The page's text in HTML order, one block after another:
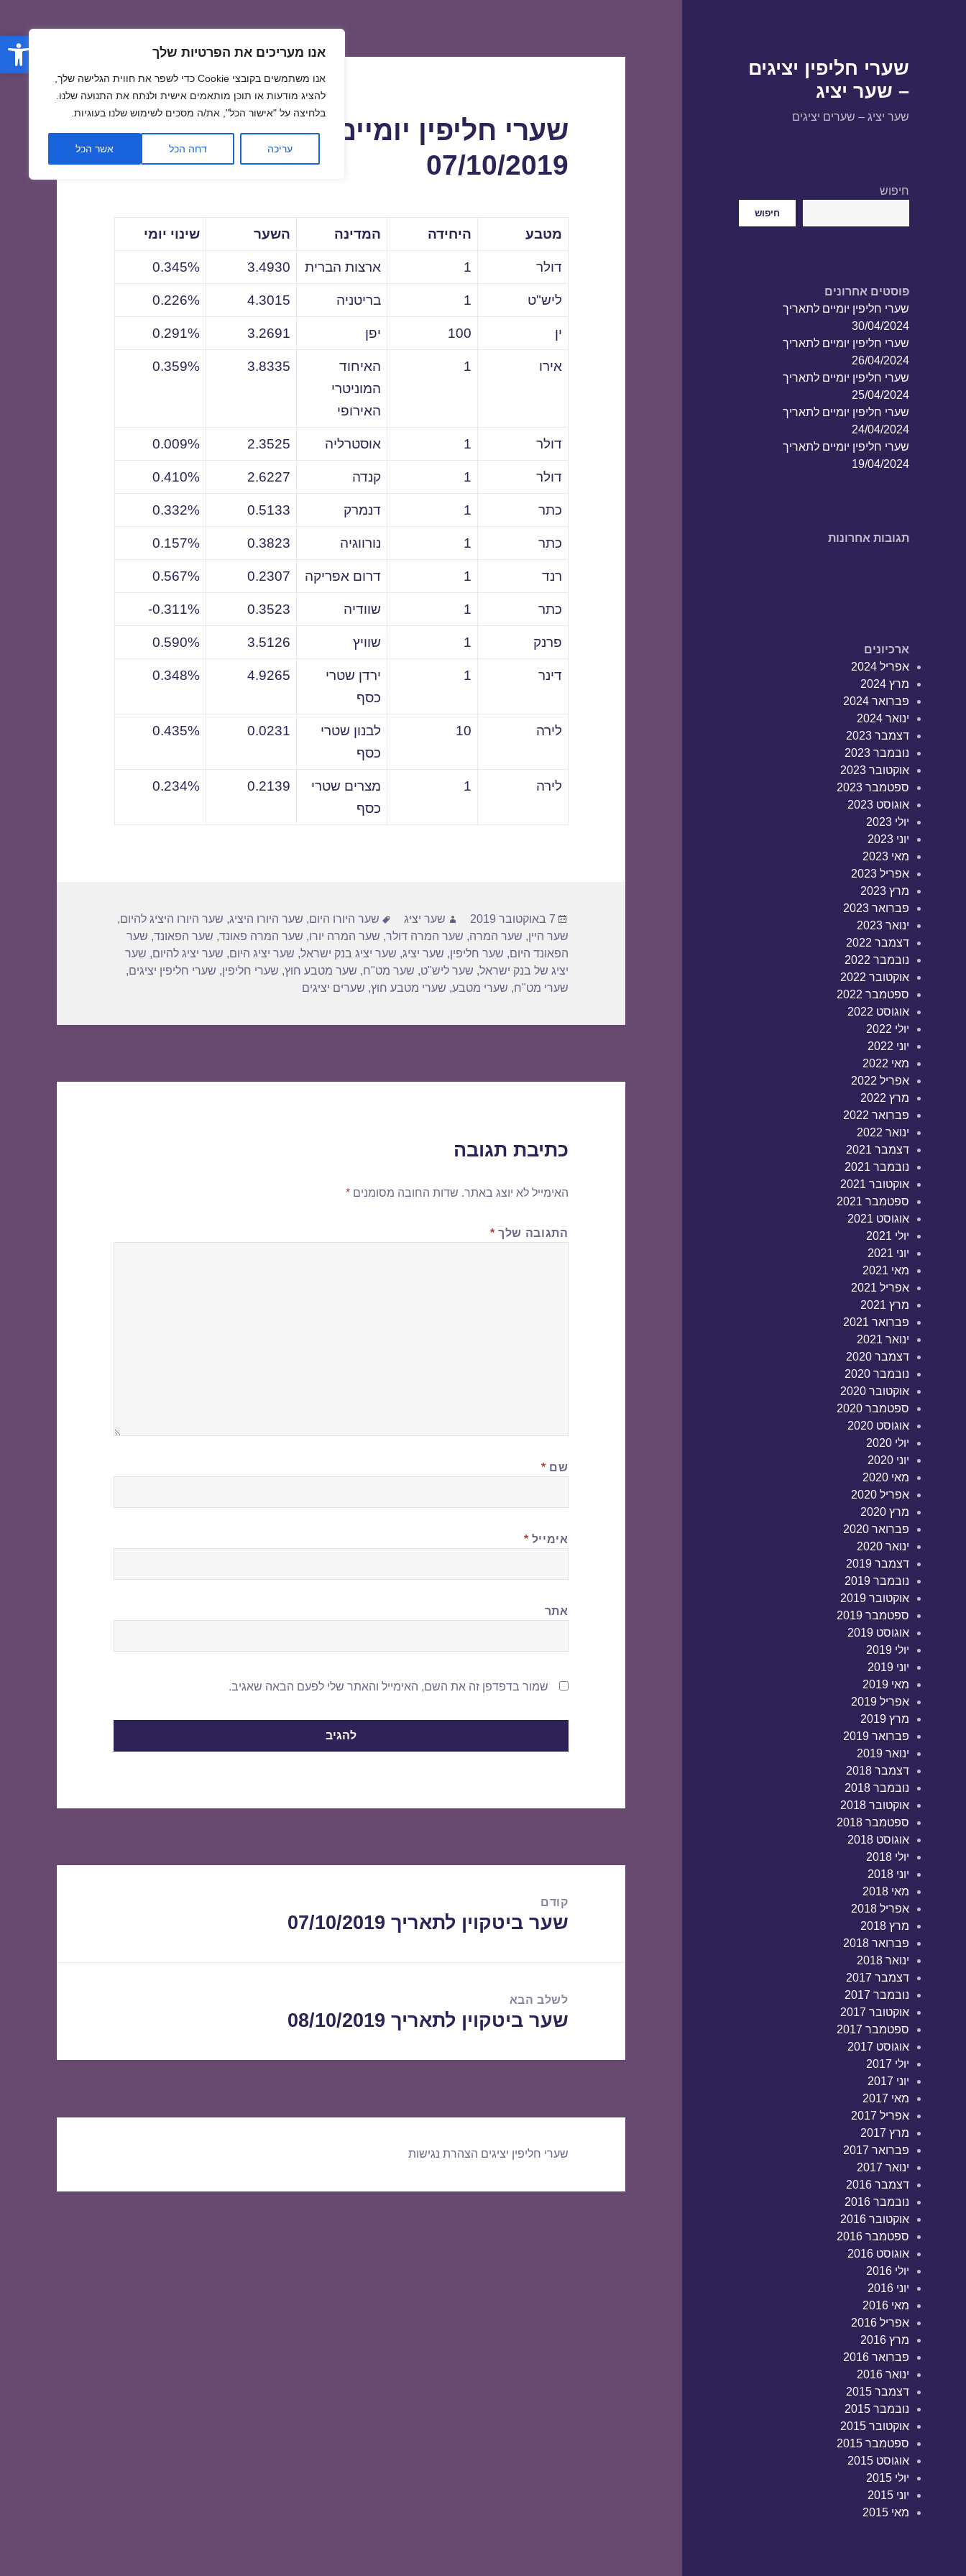
פתח אנו מעריכים את הפרטיות שלך
אנו משתמשים בקובצי Cookie כדי לשפר את חווית הגלישה שלך,
להציג מודעות או תוכן מותאמים אישית ולנתח את התנועה שלנו.
בלחיצה על "אישור הכל", את/ה מסכים לשימוש שלנו בעוגיות.
עריכה דחה הכל אשר הכל
שערי חליפין יציגים
– שער יציג
שער יציג – שערים יציגים
חיפוש
חיפוש
פוסטים אחרונים
שערי חליפין יומיים לתאריך
30/04/2024
שערי חליפין יומיים לתאריך
26/04/2024
שערי חליפין יומיים לתאריך
25/04/2024
שערי חליפין יומיים לתאריך
24/04/2024
שערי חליפין יומיים לתאריך
19/04/2024
תגובות אחרונות
ארכיונים
אפריל 2024
מרץ 2024
פברואר 2024
ינואר 2024
דצמבר 2023
נובמבר 2023
אוקטובר 2023
ספטמבר 2023
אוגוסט 2023
יולי 2023
יוני 2023
מאי 2023
אפריל 2023
מרץ 2023
פברואר 2023
ינואר 2023
דצמבר 2022
נובמבר 2022
אוקטובר 2022
ספטמבר 2022
אוגוסט 2022
יולי 2022
יוני 2022
מאי 2022
אפריל 2022
מרץ 2022
פברואר 2022
ינואר 2022
דצמבר 2021
נובמבר 2021
אוקטובר 2021
ספטמבר 2021
אוגוסט 2021
יולי 2021
יוני 2021
מאי 2021
אפריל 2021
מרץ 2021
פברואר 2021
ינואר 2021
דצמבר 2020
נובמבר 2020
אוקטובר 2020
ספטמבר 2020
אוגוסט 2020
יולי 2020
יוני 2020
מאי 2020
אפריל 2020
מרץ 2020
פברואר 2020
ינואר 2020
דצמבר 2019
נובמבר 2019
אוקטובר 2019
ספטמבר 2019
אוגוסט 2019
יולי 2019
יוני 2019
מאי 2019
אפריל 2019
מרץ 2019
פברואר 2019
ינואר 2019
דצמבר 2018
נובמבר 2018
אוקטובר 2018
ספטמבר 2018
אוגוסט 2018
יולי 2018
יוני 2018
מאי 2018
אפריל 2018
מרץ 2018
פברואר 2018
ינואר 2018
דצמבר 2017
נובמבר 2017
אוקטובר 2017
ספטמבר 2017
אוגוסט 2017
יולי 2017
יוני 2017
מאי 2017
אפריל 2017
מרץ 2017
פברואר 2017
ינואר 2017
דצמבר 2016
נובמבר 2016
אוקטובר 2016
ספטמבר 2016
אוגוסט 2016
יולי 2016
יוני 2016
מאי 2016
אפריל 2016
מרץ 2016
פברואר 2016
ינואר 2016
דצמבר 2015
נובמבר 2015
אוקטובר 2015
ספטמבר 2015
אוגוסט 2015
יולי 2015
יוני 2015
מאי 2015
שערי חליפין יומיים לתאריך
07/10/2019
מטבע היחידה המדינה השער שינוי יומי
דולר 1 ארצות הברית 3.4930
0.345%
ליש"ט 1 בריטניה 4.3015
0.226%
ין 100 יפן 3.2691
0.291%
אירו 1
האיחוד
המוניטרי
האירופי
3.8335
0.359%
דולר 1 אוסטרליה 2.3525
0.009%
דולר 1 קנדה 2.6227
0.410%
כתר 1 דנמרק 0.5133
0.332%
כתר 1 נורווגיה 0.3823
0.157%
רנד 1 דרום אפריקה 0.2307
0.567%
כתר 1 שוודיה 0.3523
0.311%-
פרנק 1 שוויץ 3.5126
0.590%
דינר 1
ירדן שטרי
כסף
4.9265
0.348%
לירה 10
לבנון שטרי
כסף
0.0231
0.435%
לירה 1
מצרים שטרי
כסף
0.2139
0.234%
פורסם
בתאריך
7 באוקטובר 2019 מחבר
שער יציג תגיות
שער היורו היום, שער היורו היציג, שער היורו היציג להיום,
שער היין, שער המרה, שער המרה דולר, שער המרה יורו, שער המרה פאונד, שער הפאונד, שער
הפאונד היום, שער חליפין, שער יציג, שער יציג בנק ישראל, שער יציג היום, שער יציג להיום, שער
יציג של בנק ישראל, שער ליש"ט, שער מט"ח, שער מטבע חוץ, שערי חליפין, שערי חליפין יציגים,
שערי מט"ח, שערי מטבע, שערי מטבע חוץ, שערים יציגים
כתיבת תגובה
האימייל לא יוצג באתר. שדות החובה מסומנים*
התגובה שלך *
שם *
אימייל *
אתר
שמור בדפדפן זה את השם, האימייל והאתר שלי לפעם הבאה שאגיב.
קודם
הפוסט
שער ביטקוין לתאריך 07/10/2019
לשלב הבא
הפוסט
שער ביטקוין לתאריך 08/10/2019
שערי חליפין יציגים הצהרת נגישות